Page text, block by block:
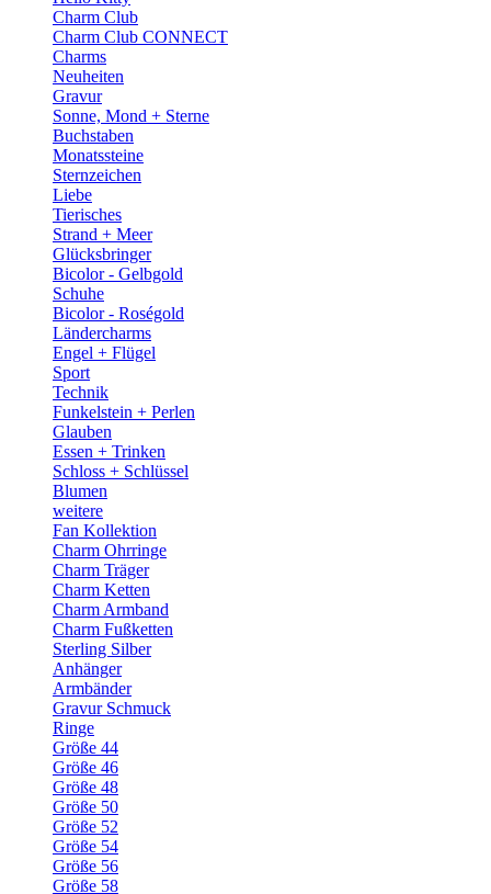
Charm Club
Charm Club CONNECT
Charms
Neuheiten
Gravur
Sonne, Mond + Sterne
Buchstaben
Monatssteine
Sternzeichen
Liebe
Tierisches
Strand + Meer
Glücksbringer
Bicolor - Gelbgold
Schuhe
Bicolor - Roségold
Ländercharms
Engel + Flügel
Sport
Technik
Funkelstein + Perlen
Glauben
Essen + Trinken
Schloss + Schlüssel
Blumen
weitere
Fan Kollektion
Charm Ohrringe
Charm Träger
Charm Ketten
Charm Armband
Charm Fußketten
Sterling Silber
Anhänger
Armbänder
Gravur Schmuck
Ringe
Größe 44
Größe 46
Größe 48
Größe 50
Größe 52
Größe 54
Größe 56
Größe 58